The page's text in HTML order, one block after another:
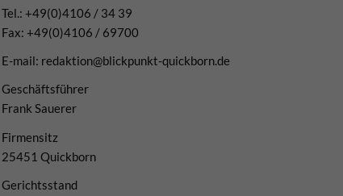
Tel.: +49(0)4106 / 34 39
Fax: +49(0)4106 / 69700
E-mail: redaktion@blickpunkt-quickborn.de
Geschäftsführer
Frank Sauerer
Firmensitz
25451 Quickborn
Gerichtsstand